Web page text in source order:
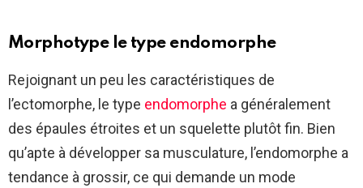
Morphotype le type endomorphe
Rejoignant un peu les caractéristiques de
l’ectomorphe, le type endomorphe a généralement
des épaules étroites et un squelette plutôt fin. Bien
qu’apte à développer sa musculature, l’endomorphe a
tendance à grossir, ce qui demande un mode